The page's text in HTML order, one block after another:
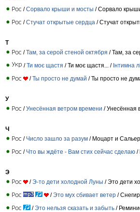
/Сорвало крыши и мосты / Сорвало
/Стучат открытые сердца / Стучат
Т
/Там, за серой стеной октября / Там, за
/Ти моє щастя / Ти моє щастя... / Інтимна
/Ты просто не думай / Ты просто не
У
/Унесённая ветром времени / Унесённая
Ч
/ Число зашло за разум / Моцарт и
/ Что вы ждёте - Вам стих сейчас сделаю /
Э
/Э-то дети холодной Луны / Это дети
/Это мух сбивает ветер /
/Это нельзя сказать и забыть /